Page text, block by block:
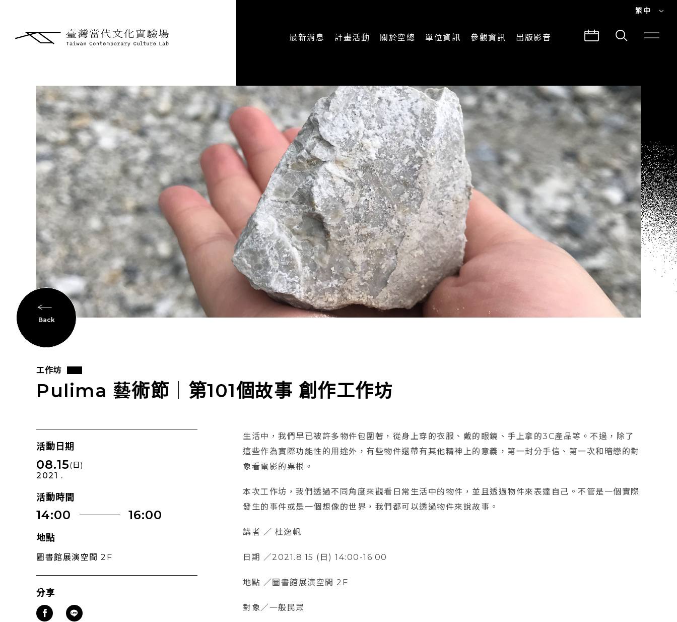
繁中
最新消息
即時新聞
計畫活動
主題計畫
CREATORS
關於空總
組織架構
公開資訊
認識執行長
場地申請
加入我們
單位資訊 參觀資訊
交通與地圖
建築故事
導覽服務
出版影音
所有影音
出版品
Back
工作坊
Pulima 藝術節｜第101個故事 創作工作坊
活動日期
08.15(日)
2021 .
活動時間
14:00 16:00
地點
圖書館展演空間 2F
分享
生活中，我們早已被許多物件包圍著，從身上穿的衣服、戴的眼鏡、手上拿的3C產品等。不過，除了
這些作為實際功能性的用途外，有些物件還帶有其他精神上的意義，第一封分手信、第一次和暗戀的對
象看電影的票根。
本次工作坊，我們透過不同角度來觀看日常生活中的物件，並且透過物件來表達自己。不管是一個實際
發生的事件或是一個想像的世界，我們都可以透過物件來說故事。
講者 ／ 杜逸帆
日期 ／2021.8.15 (日) 14:00-16:00
地點 ／圖書館展演空間 2F
對象／一般民眾